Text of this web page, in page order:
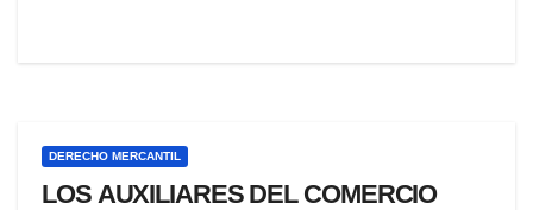
DERECHO MERCANTIL
LOS AUXILIARES DEL COMERCIO